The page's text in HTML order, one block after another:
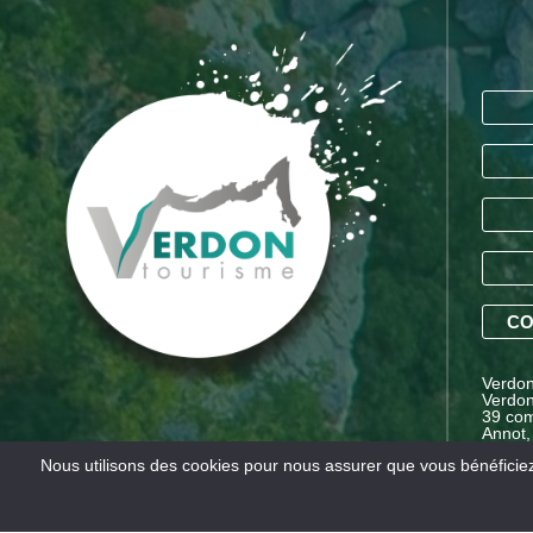
39
Nous utilisons des cookies pour nous assurer que vous